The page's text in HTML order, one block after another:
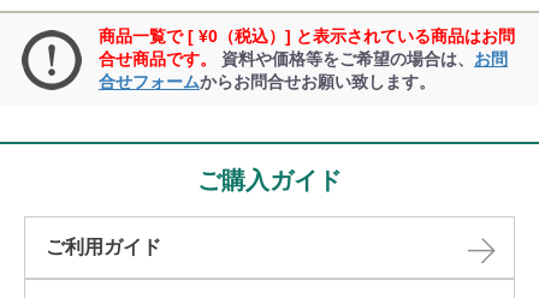
商品一覧で [ ¥0（税込）] と表示されている商品はお問
合せ商品です。
資料や価格等をご希望の場合は、 お問
合せフォームからお問合せお願い致します。
ご購入ガイド
ご利用ガイド